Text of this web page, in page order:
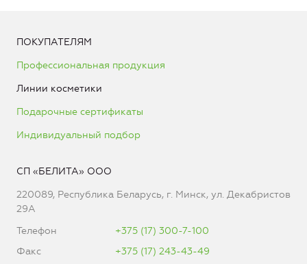
ПОКУПАТЕЛЯМ
Профессиональная продукция
Линии косметики
Подарочные сертификаты
Индивидуальный подбор
СП «БЕЛИТА» ООО
220089, Республика Беларусь, г. Минск, ул. Декабристов
29А
Телефон
+375 (17) 300-7-100
Факс
+375 (17) 243-43-49